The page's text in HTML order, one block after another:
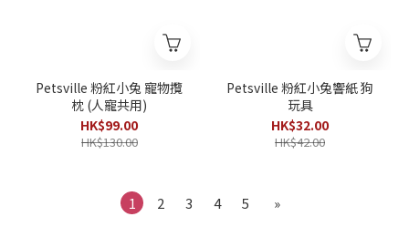
Petsville 粉紅小兔 寵物攬
枕 (人寵共用)
HK$99.00
HK$130.00
Petsville 粉紅小兔響紙 狗
玩具
HK$32.00
HK$42.00
1 2 3 4 5 »